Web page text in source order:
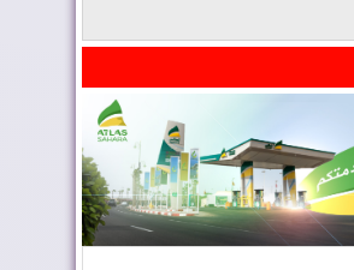
المغرب يعزز موقعه في صناعة الطيران